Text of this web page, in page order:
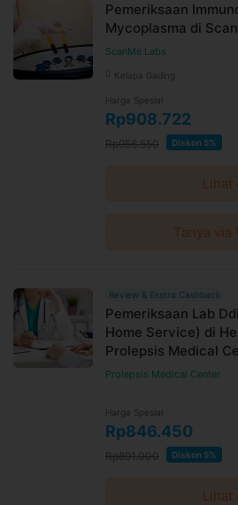
Pemeriksaan
Mycoplasma di
ScanMe Labs
Kelapa Gading
Harga Spesial
Rp908.722
Rp956.550 Diskon 5%
Tanya
Review & Ekstra Cashback
Pemeriksaan Lab
Home Service) di
Prolepsis Medical
Prolepsis Medical Center
Harga Spesial
Rp846.450
Rp891.000 Diskon 5%